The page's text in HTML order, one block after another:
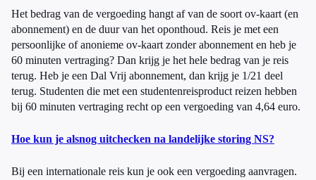
Het bedrag van de vergoeding hangt af van de soort ov-kaart (en
abonnement) en de duur van het oponthoud. Reis je met een
persoonlijke of anonieme ov-kaart zonder abonnement en heb je
60 minuten vertraging? Dan krijg je het hele bedrag van je reis
terug. Heb je een Dal Vrij abonnement, dan krijg je 1/21 deel
terug. Studenten die met een studentenreisproduct reizen hebben
bij 60 minuten vertraging recht op een vergoeding van 4,64 euro.
Hoe kun je alsnog uitchecken na landelijke storing NS?
Bij een internationale reis kun je ook een vergoeding aanvragen.